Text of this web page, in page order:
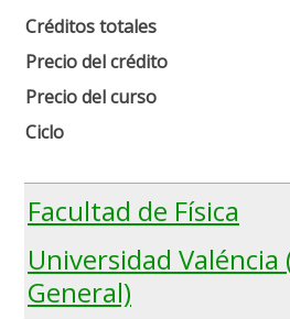
Créditos totales
Precio del crédito
Precio del curso
Ciclo
Facultad de Física
Universidad Valéncia
General)